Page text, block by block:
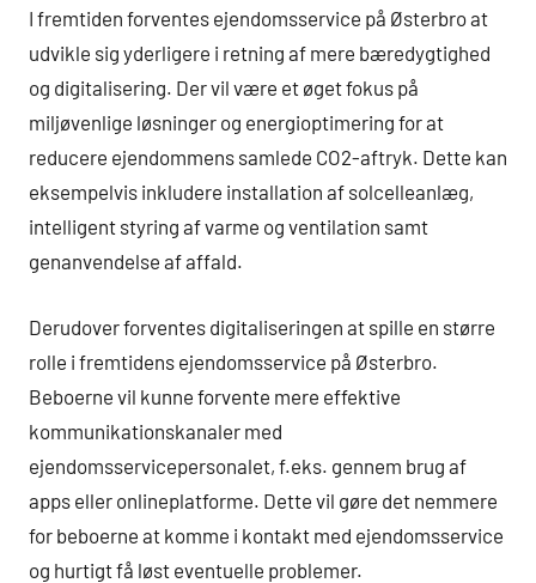
I fremtiden forventes ejendomsservice på Østerbro at
udvikle sig yderligere i retning af mere bæredygtighed
og digitalisering. Der vil være et øget fokus på
miljøvenlige løsninger og energioptimering for at
reducere ejendommens samlede CO2-aftryk. Dette kan
eksempelvis inkludere installation af solcelleanlæg,
intelligent styring af varme og ventilation samt
genanvendelse af affald.
Derudover forventes digitaliseringen at spille en større
rolle i fremtidens ejendomsservice på Østerbro.
Beboerne vil kunne forvente mere effektive
kommunikationskanaler med
ejendomsservicepersonalet, f.eks. gennem brug af
apps eller onlineplatforme. Dette vil gøre det nemmere
for beboerne at komme i kontakt med ejendomsservice
og hurtigt få løst eventuelle problemer.